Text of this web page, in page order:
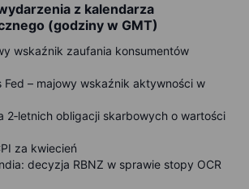
z kalendarza
(godziny w GMT)
wskaźnik zaufania konsumentów
Fed – majowy wskaźnik aktywności w
2‑letnich obligacji skarbowych o wartości
za kwiecień
decyzja RBNZ w sprawie stopy OCR